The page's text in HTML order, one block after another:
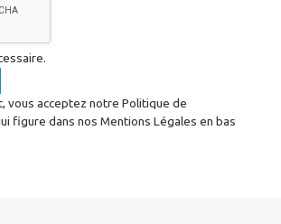
vous acceptez notre Politique de
figure dans nos Mentions Légales en bas